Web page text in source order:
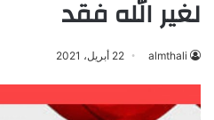
لغير الله فقد
almthali 22 أبريل، 2021